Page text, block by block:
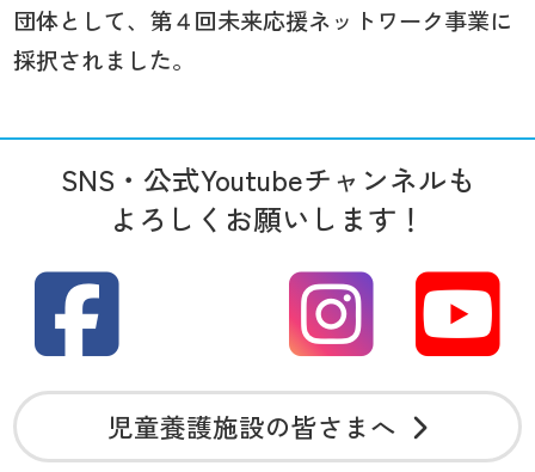
団体として、第４回未来応援ネットワーク事業に
採択されました。
SNS・公式Youtubeチャンネルも
よろしくお願いします！
児童養護施設の皆さまへ